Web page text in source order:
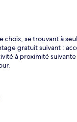
se trouvant à
gratuit suivant :
à proximité